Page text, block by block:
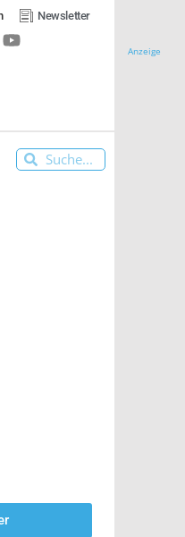
Newsletter
Anzeige